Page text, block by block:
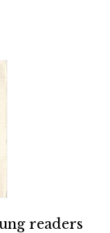
readers